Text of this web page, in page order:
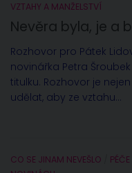
VZTAHY A MANŽELSTVÍ
Nevěra byla, je a
Rozhovor pro Pátek
novinářka Petra
titulku. Rozhovor je
udělat, aby ze vztahu...
CO SE JINAM NEVEŠLO